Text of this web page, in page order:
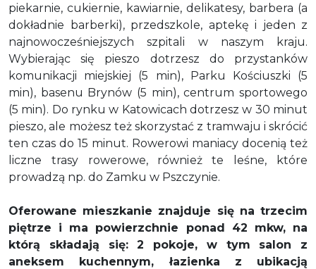
piekarnie, cukiernie, kawiarnie, delikatesy, barbera (a
dokładnie barberki), przedszkole, aptekę i jeden z
najnowocześniejszych szpitali w naszym kraju.
Wybierając się pieszo dotrzesz do przystanków
komunikacji miejskiej (5 min), Parku Kościuszki (5
min), basenu Brynów (5 min), centrum sportowego
(5 min). Do rynku w Katowicach dotrzesz w 30 minut
pieszo, ale możesz też skorzystać z tramwaju i skrócić
ten czas do 15 minut. Rowerowi maniacy docenią też
liczne trasy rowerowe, również te leśne, które
prowadzą np. do Zamku w Pszczynie.
Oferowane mieszkanie znajduje się na trzecim
piętrze i ma powierzchnie ponad 42 mkw, na
którą składają się: 2 pokoje, w tym salon z
aneksem kuchennym, łazienka z ubikacją